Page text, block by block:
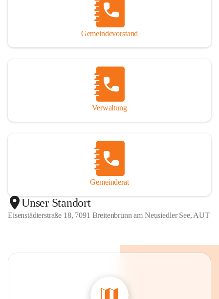
Gemeindevorstand
Verwaltung
Gemeinderat
Unser Standort
Eisenstädterstraße 18, 7091 Breitenbrunn am Neusiedler See, AUT